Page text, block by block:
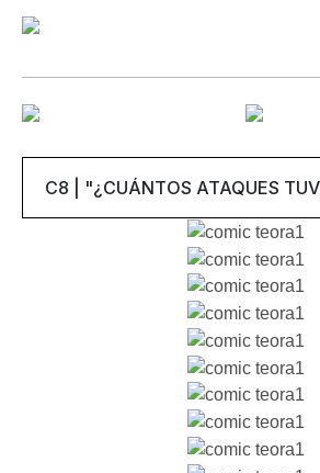
Web Comic
Mutante